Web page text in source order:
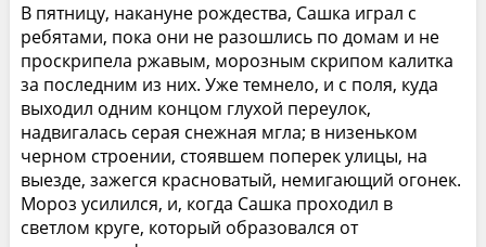
В пятницу, накануне рождества, Сашка играл с
ребятами, пока они не разошлись по домам и не
проскрипела ржавым, морозным скрипом калитка
за последним из них. Уже темнело, и с поля, куда
выходил одним концом глухой переулок,
надвигалась серая снежная мгла; в низеньком
черном строении, стоявшем поперек улицы, на
выезде, зажегся красноватый, немигающий огонек.
Мороз усилился, и, когда Сашка проходил в
светлом круге, который образовался от